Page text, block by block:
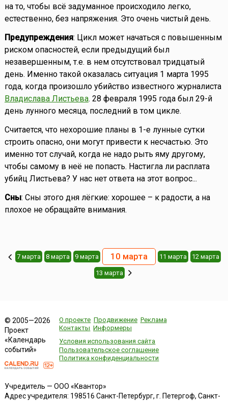
на то, чтобы всё задуманное происходило легко,
естественно, без напряжения. Это очень чистый день.
Предупреждения: Цикл может начаться с повышенным
риском опасностей, если предыдущий был
незавершенным, т.е. в нем отсутствовал тридцатый
день. Именно такой оказалась ситуация 1 марта 1995
года, когда произошло убийство известного журналиста
Владислава Листьева. 28 февраля 1995 года был 29-й
день лунного месяца, последний в том цикле.
Считается, что нехорошие планы в 1-е лунные сутки
строить опасно, они могут привести к несчастью. Это
именно тот случай, когда не надо рыть яму другому,
чтобы самому в неё не попасть. Настигла ли расплата
убийц Листьева? У нас нет ответа на этот вопрос...
Сны: Сны этого дня лёгкие: хорошее – к радости, а на
плохое не обращайте внимания.
7 марта 8 марта 9 марта 10 марта 11 марта 12 марта
13 марта
© 2005—2026
Проект
«Календарь
событий»
О проекте Продвижение Реклама
Контакты Информеры
Условия использования сайта
Пользовательское соглашение
Политика конфиденциальности
Учредитель — ООО «Квантор»
Адрес учредителя: 198516 Санкт-Петербург, г. Петергоф, Санкт-